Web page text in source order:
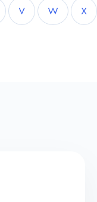
V W X